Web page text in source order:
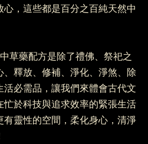
，這些都是百分之百純天然中
草藥配方是除了禮佛、祭祀之
釋放、修補、淨化、淨煞、除
必需品，讓我們來體會古代文
於科技與追求效率的緊張生活
靈性的空間，柔化身心，清淨